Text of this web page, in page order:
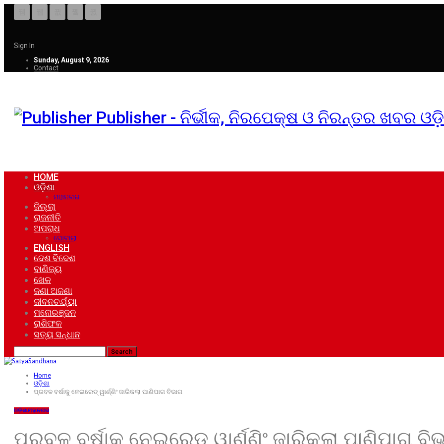
Sign In
Sunday, August 9, 2026
Contact
Publisher - ନିର୍ଭୀକ, ନିରପେକ୍ଷ ଓ ନିରନ୍ତର ଖବର
HOME
ଓଡ଼ିଶା
ମହାନଗର
ଜିଲ୍ଲା
ରାଜନୀତି
ଅପରାଧ
ଘୋଟାଲା
ENGLISH
ଦେଶ ବିଦେଶ
ବାଣିଜ୍ୟ
ଖେଳ
ଜଣା ଅଜଣା
ଜୀବନଚର୍ଯ୍ୟା
ମନୋରଞ୍ଜନ
ରାଶିଫଳ
ସତ୍ୟ ସନ୍ଧାନ
Home
ଓଡ଼ିଶା
ପ୍ରବଳ ବର୍ଷାକୁ ନେଇରେଡ୍ ୱାର୍ଣ୍ଣିଂ ଜାରିକଲା ପାଣିପାଗ ବିଭାଗ
ଓଡ଼ିଶାମହାନଗର
ପ୍ରବଳ ବର୍ଷାକୁ ନେଇରେଡ୍ ୱାର୍ଣ୍ଣିଂ ଜାରିକଲା ପାଣିପାଗ